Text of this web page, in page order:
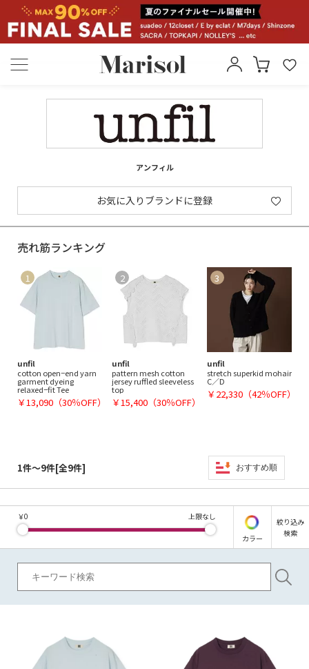
アンフィル
お気に入りブランドに登録
売れ筋ランキング
unfil
cotton open−end yarn
garment dyeing
relaxed−fit Tee
￥13,090（30％OFF）
unfil
pattern mesh cotton
jersey ruffled sleeveless
top
￥15,400（30％OFF）
unfil
stretch superkid mohair
C／D
￥22,330（42％OFF）
1件～9件[全9件] おすすめ順
￥0 上限なし
カラー
絞り込み
検索